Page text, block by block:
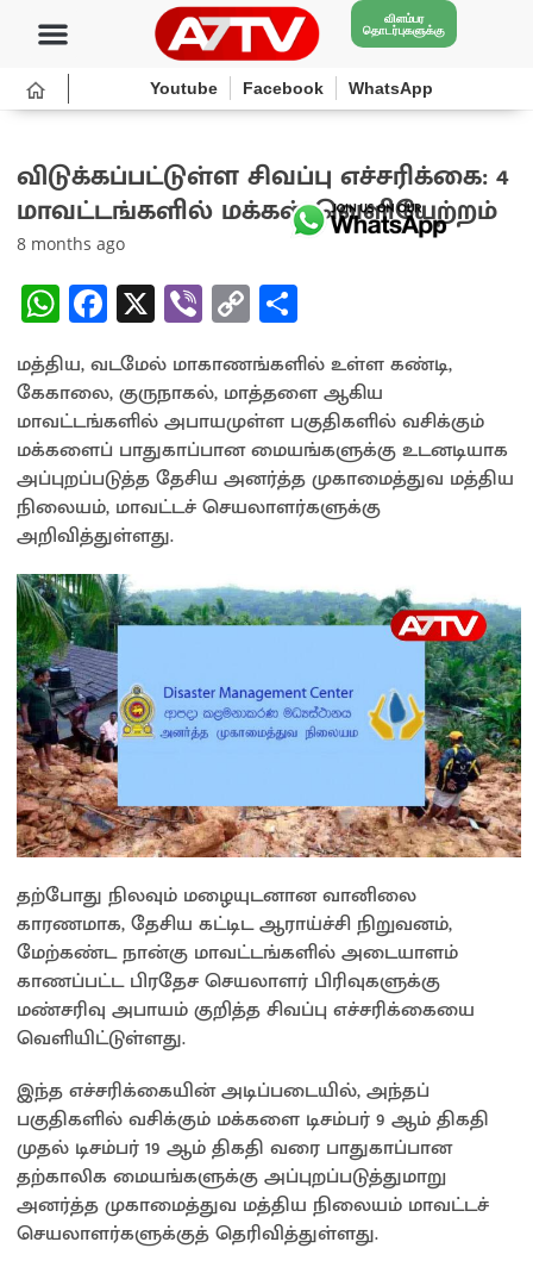
விளம்பர
தொடர்புகளுக்கு
Youtube Facebook WhatsApp
விடுக்கப்பட்டுள்ள சிவப்பு எச்சரிக்கை: 4
மாவட்டங்களில் மக்கள் வெளியேற்றம்
8 months ago
W
h
at
sA
p
p
Fa
ce
b
o
o
k
X Vi
b
er
C
o
py
Li
n
k
h
ar
e
மத்திய, வடமேல் மாகாணங்களில் உள்ள கண்டி,
கேகாலை, குருநாகல், மாத்தளை ஆகிய
மாவட்டங்களில் அபாயமுள்ள பகுதிகளில் வசிக்கும்
மக்களைப் பாதுகாப்பான மையங்களுக்கு உடனடியாக
அப்புறப்படுத்த தேசிய அனர்த்த முகாமைத்துவ மத்திய
நிலையம், மாவட்டச் செயலாளர்களுக்கு
அறிவித்துள்ளது.
தற்போது நிலவும் மழையுடனான வானிலை
காரணமாக, தேசிய கட்டிட ஆராய்ச்சி நிறுவனம்,
மேற்கண்ட நான்கு மாவட்டங்களில் அடையாளம்
காணப்பட்ட பிரதேச செயலாளர் பிரிவுகளுக்கு
மண்சரிவு அபாயம் குறித்த சிவப்பு எச்சரிக்கையை
வெளியிட்டுள்ளது.
இந்த எச்சரிக்கையின் அடிப்படையில், அந்தப்
பகுதிகளில் வசிக்கும் மக்களை டிசம்பர் 9 ஆம் திகதி
முதல் டிசம்பர் 19 ஆம் திகதி வரை பாதுகாப்பான
தற்காலிக மையங்களுக்கு அப்புறப்படுத்துமாறு
அனர்த்த முகாமைத்துவ மத்திய நிலையம் மாவட்டச்
செயலாளர்களுக்குத் தெரிவித்துள்ளது.